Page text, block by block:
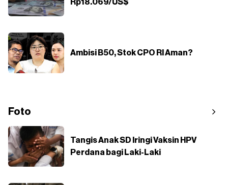
Rp18.069/US$
Ambisi B50, Stok CPO RI Aman?
Foto
Tangis Anak SD Iringi Vaksin HPV
Perdana bagi Laki-Laki